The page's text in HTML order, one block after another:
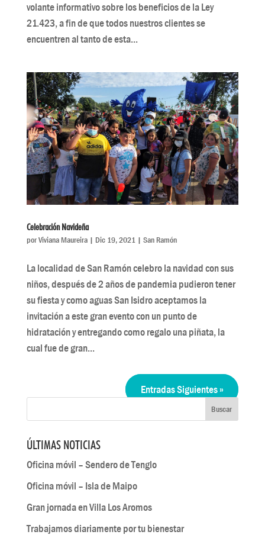
volante informativo sobre los beneficios de la Ley
21.423, a fin de que todos nuestros clientes se
encuentren al tanto de esta...
Celebración Navideña
porViviana Maureira| Dic 19, 2021| San Ramón
La localidad de San Ramón celebro la navidad con sus
niños, después de 2 años de pandemia pudieron tener
su fiesta y como aguas San Isidro aceptamos la
invitación a este gran evento con un punto de
hidratación y entregando como regalo una piñata, la
cual fue de gran...
Entradas Siguientes »
ÚLTIMAS NOTICIAS
Oficina móvil – Sendero de Tenglo
Oficina móvil – Isla de Maipo
Gran jornada en Villa Los Aromos
Trabajamos diariamente por tu bienestar